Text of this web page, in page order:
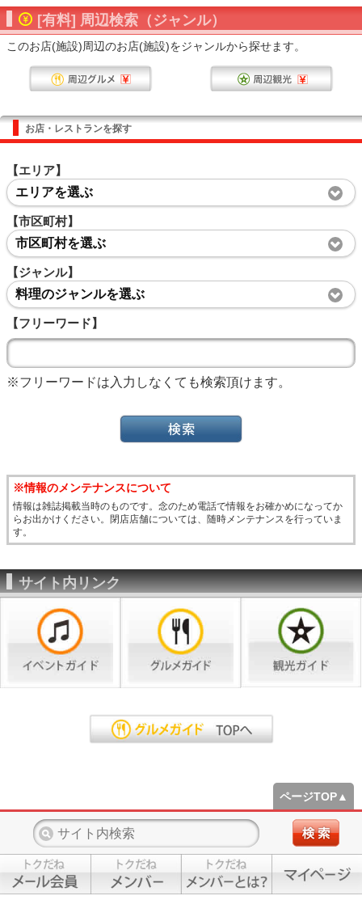
[有料] 周辺検索（ジャンル）
このお店(施設)周辺のお店(施設)をジャンルから探せます。
お店・レストランを探す
【エリア】
エリアを選ぶ
【市区町村】
市区町村を選ぶ
【ジャンル】
料理のジャンルを選ぶ
【フリーワード】
※フリーワードは入力しなくても検索頂けます。
※情報のメンテナンスについて
情報は雑誌掲載当時のものです。念のため電話で情報をお確かめになってか
らお出かけください。閉店店舗については、随時メンテナンスを行っていま
す。
サイト内リンク
ページTOP▲